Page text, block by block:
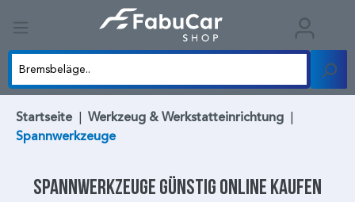
Startseite | Werkzeug & Werkstatteinrichtung |
Spannwerkzeuge
Spannwerkzeuge günstig online kaufen